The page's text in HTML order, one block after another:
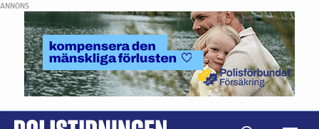
ANNONS